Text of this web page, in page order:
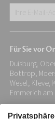
E-
Adresse:
*
Für Sie vor
Duisburg,
Bottrop,
Wesel, Kleve,
Emmerich am